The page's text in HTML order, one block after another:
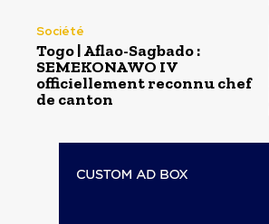
Société
Togo | Aflao-Sagbado :
SEMEKONAWO IV
officiellement reconnu chef
de canton